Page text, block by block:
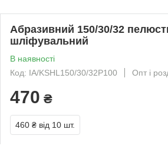
Абразивний 150/30/32
шліфувальний
В наявності
Код: IA/KSHL150/30/32P100
Опт і
470 ₴
460 ₴ від 10 шт.